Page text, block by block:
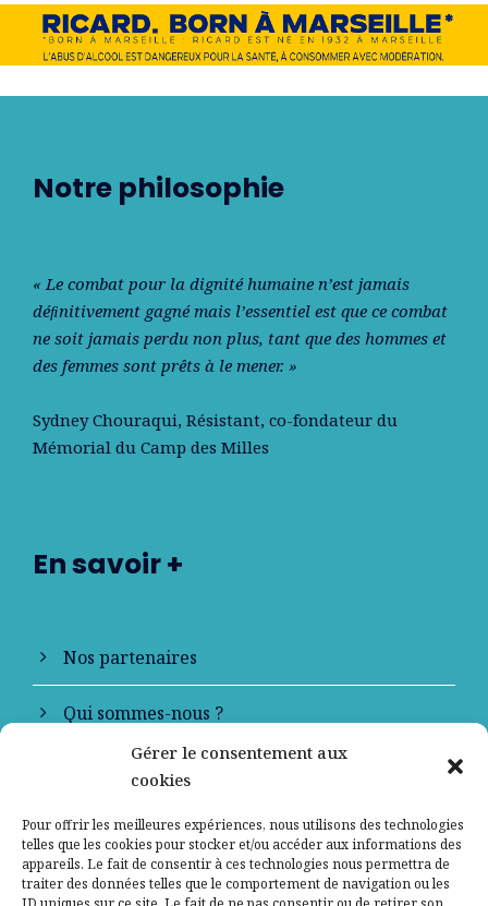
Gérer le consentement aux
cookies
Pour offrir les meilleures expériences, nous utilisons des technologies
telles que les cookies pour stocker et/ou accéder aux informations des
appareils. Le fait de consentir à ces technologies nous permettra de
traiter des données telles que le comportement de navigation ou les
Notre philosophie
« Le combat pour la dignité humaine n’est jamais
déﬁnitivement gagné mais l’essentiel est que ce combat
ne soit jamais perdu non plus, tant que des hommes et
des femmes sont prêts à le mener. »
Sydney Chouraqui, Résistant, co-fondateur du
Mémorial du Camp des Milles
En savoir +
Nos partenaires
Qui sommes-nous ?
Contactez-nous
Mentions légales
Politique de confidentialité